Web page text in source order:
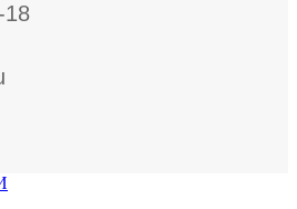
18